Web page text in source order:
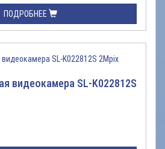
ПОДРОБНЕЕ
видеокамера SL-K022812S